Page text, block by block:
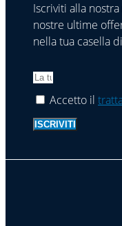
Iscriviti alla
nostre ultime
nella tua casella
Accetto il
ISCRIVITI